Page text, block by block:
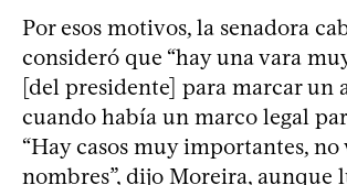
Por esos motivos, la senadora
consideró que “hay una vara
[del presidente] para marcar un
cuando había un marco legal
“Hay casos muy importantes, no
nombres”, dijo Moreira, aunque